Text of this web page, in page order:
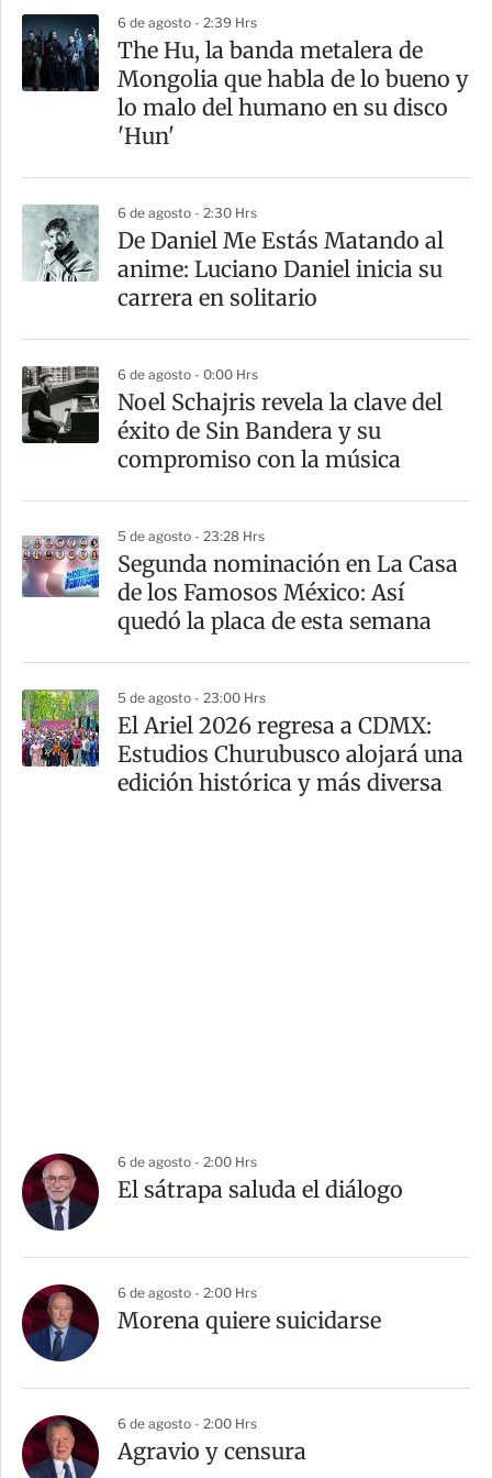
a
r
t
6 de agosto - 2:39 Hrs
The Hu, la banda metalera de
Mongolia que habla de lo bueno y
lo malo del humano en su disco
'Hun'
6 de agosto - 2:30 Hrs
De Daniel Me Estás Matando al
anime: Luciano Daniel inicia su
carrera en solitario
6 de agosto - 0:00 Hrs
Noel Schajris revela la clave del
éxito de Sin Bandera y su
compromiso con la música
5 de agosto - 23:28 Hrs
Segunda nominación en La Casa
de los Famosos México: Así
quedó la placa de esta semana
5 de agosto - 23:00 Hrs
El Ariel 2026 regresa a CDMX:
Estudios Churubusco alojará una
edición histórica y más diversa
6 de agosto - 2:00 Hrs
El sátrapa saluda el diálogo
6 de agosto - 2:00 Hrs
Morena quiere suicidarse
6 de agosto - 2:00 Hrs
Agravio y censura